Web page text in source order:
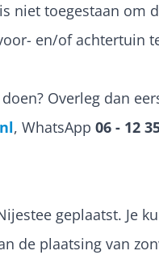
niet toegestaan om
en/of achtertuin
Overleg dan
, WhatsApp 06 - 12
geplaatst. Je
de plaatsing van